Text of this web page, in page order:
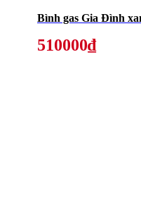
Bình gas Gia Đình
510000₫